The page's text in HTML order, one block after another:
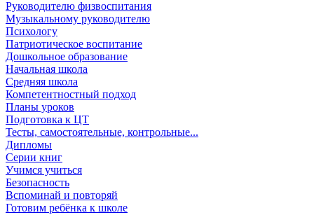
Руководителю физвоспитания
Музыкальному руководителю
Психологу
Патриотическое воспитание
Дошкольное образование
Начальная школа
Средняя школа
Компетентностный подход
Планы уроков
Подготовка к ЦТ
Тесты, самостоятельные, контрольные...
Дипломы
Серии книг
Учимся учиться
Безопасность
Вспоминай и повторяй
Готовим ребёнка к школе